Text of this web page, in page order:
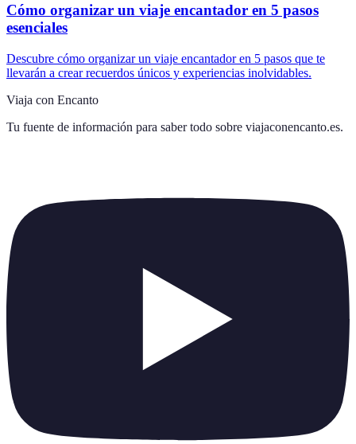
Cómo organizar un viaje encantador en 5 pasos
esenciales
Descubre cómo organizar un viaje encantador en 5 pasos que te
llevarán a crear recuerdos únicos y experiencias inolvidables.
Viaja con Encanto
Tu fuente de información para saber todo sobre viajaconencanto.es.